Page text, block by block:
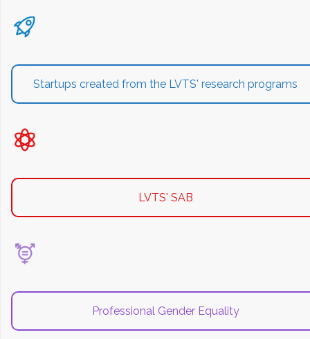
Startups created from the LVTS' research programs
LVTS' SAB
Professional Gender Equality